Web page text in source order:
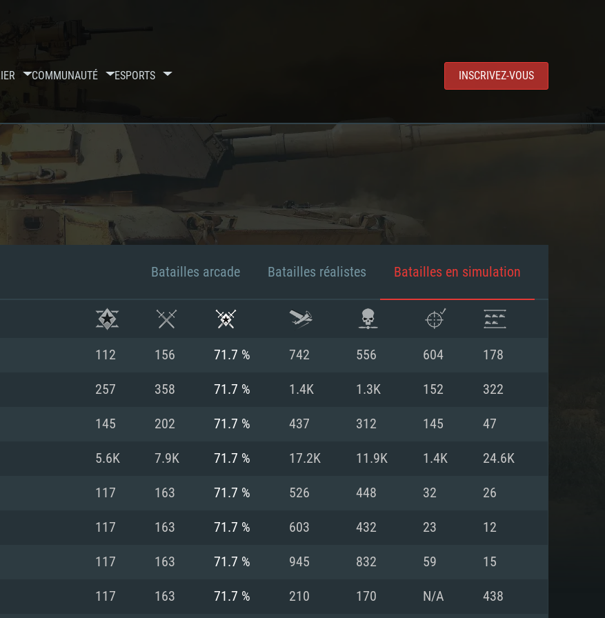
COMMUNAUTÉ ESPORTS INSCRIVEZ-VOUS
SYSTÈME REQUISE
Batailles arcade Batailles réalistes Batailles en simulation
112 156 71.7 % 742 556 604 178
257 358 71.7 % 1.4K 1.3K 152 322
145 202 71.7 % 437 312 145 47
5.6K 7.9K 71.7 % 17.2K 11.9K 1.4K 24.6K
117 163 71.7 % 526 448 32 26
117 163 71.7 % 603 432 23 12
117 163 71.7 % 945 832 59 15
117 163 71.7 % 210 170 N/A 438